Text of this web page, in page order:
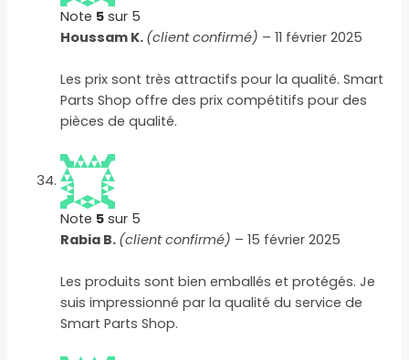
Note 5 sur 5
Houssam K. (client confirmé) – 11 février 2025
Les prix sont très attractifs pour la qualité. Smart
Parts Shop offre des prix compétitifs pour des
pièces de qualité.
Note 5 sur 5
Rabia B. (client confirmé) – 15 février 2025
Les produits sont bien emballés et protégés. Je
suis impressionné par la qualité du service de
Smart Parts Shop.